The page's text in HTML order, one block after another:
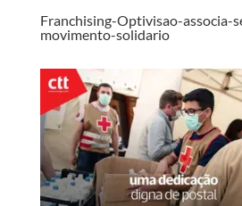
Franchising-Optivisao-associa-
movimento-solidario